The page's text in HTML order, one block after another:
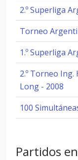
2.º Superliga
Torneo
1.º Superliga
2.º Torneo
Long - 2008
100
Partidos